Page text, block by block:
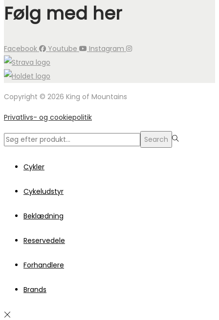
Følg med her
Facebook Youtube Instagram
Copyright © 2026 King of Mountains
Privatlivs- og cookiepolitik
Search
Search
Cykler
Cykeludstyr
Beklædning
Reservedele
Forhandlere
Brands